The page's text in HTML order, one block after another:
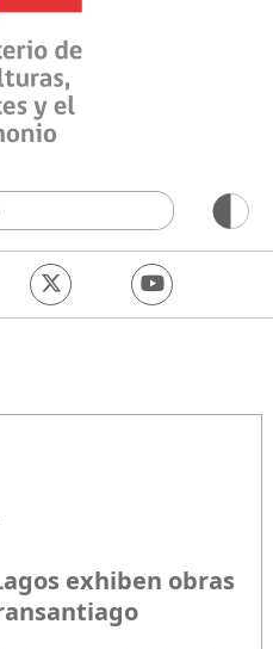
las
exhiben obras